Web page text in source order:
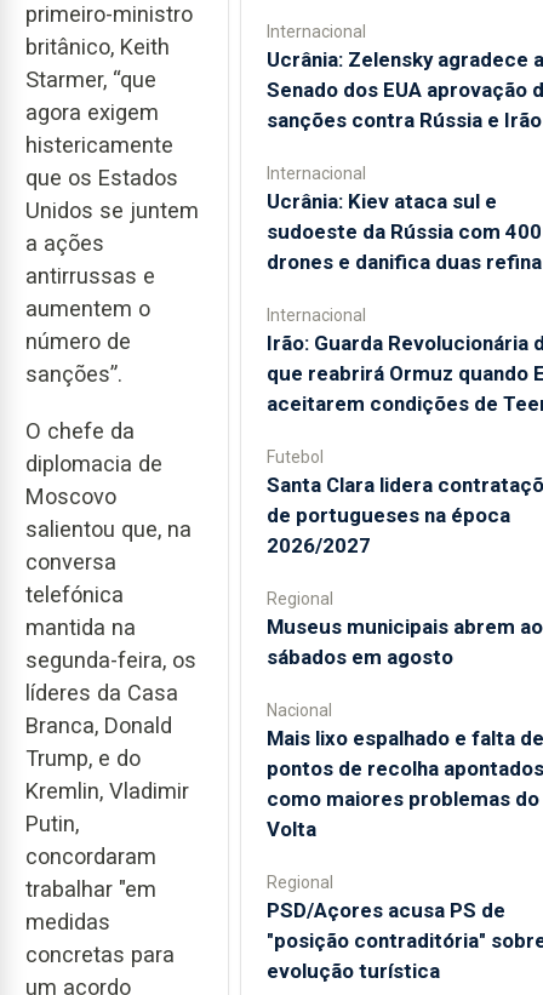
primeiro-ministro
britânico, Keith
Starmer, “que
agora exigem
histericamente
que os Estados
Unidos se juntem
a ações
antirrussas e
aumentem o
número de
sanções”.
O chefe da
diplomacia de
Moscovo
salientou que, na
conversa
telefónica
mantida na
segunda-feira, os
líderes da Casa
Branca, Donald
Trump, e do
Kremlin, Vladimir
Putin,
concordaram
trabalhar "em
medidas
concretas para
um acordo
Internacional
Ucrânia: Zelensky agradece
Senado dos EUA aprovação
sanções contra Rússia e Irão
Internacional
Ucrânia: Kiev ataca sul e
sudoeste da Rússia com 400
drones e danifica duas
Internacional
Irão: Guarda Revolucionária
que reabrirá Ormuz quando
aceitarem condições de
Futebol
Santa Clara lidera
de portugueses na época
2026/2027
Regional
Museus municipais abrem
sábados em agosto
Nacional
Mais lixo espalhado e falta de
pontos de recolha apontados
como maiores problemas do
Volta
Regional
PSD/Açores acusa PS de
"posição contraditória"
evolução turística